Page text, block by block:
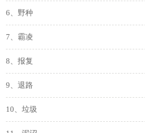
6、野种
7、霸凌
8、报复
9、退路
10、垃圾